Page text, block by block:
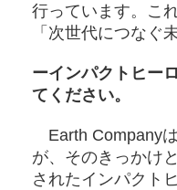
行っています。こ
「次世代につなぐ
ーインパクトヒー
てください。
Earth Company
が、そのきっかけ
されたインパクト